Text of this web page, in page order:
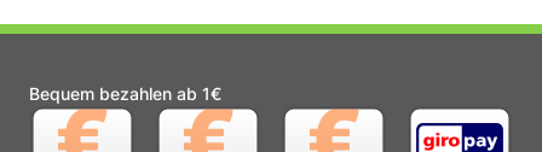
Bequem bezahlen ab 1€